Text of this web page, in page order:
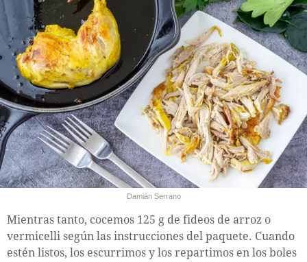
Damián Serrano
Mientras tanto, cocemos 125 g de fideos de arroz o
vermicelli según las instrucciones del paquete. Cuando
estén listos, los escurrimos y los repartimos en los boles